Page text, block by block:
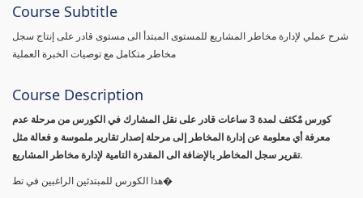
Course Subtitle
شرح عملي لإدارة مخاطر المشاريع للمستوى المبتدأ الى مستوى قادر على إنتاج سجل
مخاطر متكامل مع توصيات الخبرة العملية
Course Description
كورس مٌكثف لمدة 3 ساعات قادر على نقل المشارك في الكورس من مرحلة عدم
معرفة أي معلومة عن إدارة المخاطر إلى مرحلة إصدار تقارير ملموسة و فعالة مثل
تقرير سجل المخاطر بالإضافة الى المقدرة التامية لإدارة مخاطر المشاريع.
هذا الكورس للمبتدئين الراغبين في تط�